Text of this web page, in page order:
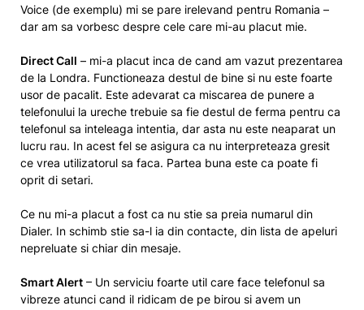
Voice (de exemplu) mi se pare irelevand pentru Romania –
dar am sa vorbesc despre cele care mi-au placut mie.
Direct Call – mi-a placut inca de cand am vazut prezentarea
de la Londra. Functioneaza destul de bine si nu este foarte
usor de pacalit. Este adevarat ca miscarea de punere a
telefonului la ureche trebuie sa fie destul de ferma pentru ca
telefonul sa inteleaga intentia, dar asta nu este neaparat un
lucru rau. In acest fel se asigura ca nu interpreteaza gresit
ce vrea utilizatorul sa faca. Partea buna este ca poate fi
oprit di setari.
Ce nu mi-a placut a fost ca nu stie sa preia numarul din
Dialer. In schimb stie sa-l ia din contacte, din lista de apeluri
nepreluate si chiar din mesaje.
Smart Alert – Un serviciu foarte util care face telefonul sa
vibreze atunci cand il ridicam de pe birou si avem un